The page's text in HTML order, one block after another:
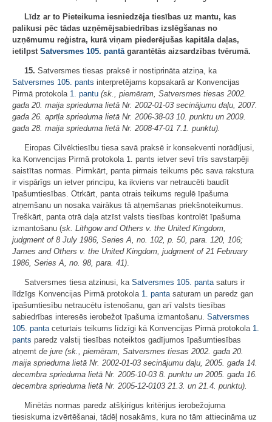
Līdz ar to Pieteikuma iesniedzēja tiesības uz mantu, kas
palikusi pēc tādas uzņēmējsabiedrības izslēgšanas no
uzņēmumu reģistra, kurā viņam piederējušas kapitāla daļas,
ietilpst Satversmes 105. pantā garantētās aizsardzības tvērumā.
15. Satversmes tiesas praksē ir nostiprināta atziņa, ka
Satversmes 105. pants interpretējams kopsakarā ar Konvencijas
Pirmā protokola 1. pantu (sk., piemēram, Satversmes tiesas 2002.
gada 20. maija sprieduma lietā Nr. 2002-01-03 secinājumu daļu, 2007.
gada 26. aprīļa sprieduma lietā Nr. 2006-38-03 10. punktu un 2009.
gada 28. maija sprieduma lietā Nr. 2008-47-01 7.1. punktu).
Eiropas Cilvēktiesību tiesa savā praksē ir konsekventi norādījusi,
ka Konvencijas Pirmā protokola 1. pants ietver sevī trīs savstarpēji
saistītas normas. Pirmkārt, panta pirmais teikums pēc sava rakstura
ir vispārīgs un ietver principu, ka ikviens var netraucēti baudīt
īpašumtiesības. Otrkārt, panta otrais teikums regulē īpašuma
atņemšanu un nosaka vairākus tā atņemšanas priekšnoteikumus.
Treškārt, panta otrā daļa atzīst valsts tiesības kontrolēt īpašuma
izmantošanu (sk. Lithgow and Others v. the United Kingdom,
judgment of 8 July 1986, Series A, no. 102, p. 50, para. 120, 106;
James and Others v. the United Kingdom, judgment of 21 February
1986, Series A, no. 98, para. 41)
Satversmes tiesa atzinusi, ka Satversmes 105. panta saturs ir
līdzīgs Konvencijas Pirmā protokola 1. panta saturam un paredz gan
īpašumtiesību netraucētu īstenošanu, gan arī valsts tiesības
sabiedrības interesēs ierobežot īpašuma izmantošanu. Satversmes
105. panta ceturtais teikums līdzīgi kā Konvencijas Pirmā protokola 1.
pants paredz valstij tiesības noteiktos gadījumos īpašumtiesības
atņemt de jure (sk., piemēram, Satversmes tiesas 2002. gada 20.
maija sprieduma lietā Nr. 2002-01-03 secinājumu daļu, 2005. gada 14.
decembra sprieduma lietā Nr. 2005-10-03 8. punktu un 2005. gada 16.
decembra sprieduma lietā Nr. 2005-12-0103 21.3. un 21.4. punktu).
Minētās normas paredz atšķirīgus kritērijus ierobežojuma
tiesiskuma izvērtēšanai, tādēļ nosakāms, kura no tām attiecināma uz